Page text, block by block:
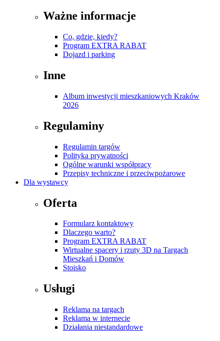
Ważne informacje
Co, gdzie, kiedy?
Program EXTRA RABAT
Dojazd i parking
Inne
Album inwestycji mieszkaniowych Kraków
2026
Regulaminy
Regulamin targów
Polityka prywatności
Ogólne warunki współpracy
Przepisy techniczne i przeciwpożarowe
Dla wystawcy
Oferta
Formularz kontaktowy
Dlaczego warto?
Program EXTRA RABAT
Wirtualne spacery i rzuty 3D na Targach
Mieszkań i Domów
Stoisko
Usługi
Reklama na targach
Reklama w internecie
Działania niestandardowe